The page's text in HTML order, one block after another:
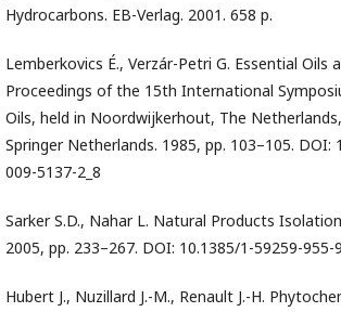
Hydrocarbons. EB-Verlag. 2001. 658 p.
Lemberkovics É., Verzár-Petri G. Essential Oils
Proceedings of the 15th International
Oils, held in Noordwijkerhout, The
Springer Netherlands. 1985, pp. 103–105. DOI:
009-5137-2_8
Sarker S.D., Nahar L. Natural Products
2005, pp. 233–267. DOI: 10.1385/1-59259-955-
Hubert J., Nuzillard J.-M., Renault J.-H.